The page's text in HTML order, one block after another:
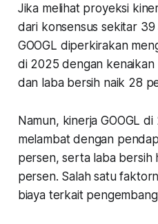
Jika melihat proyeksi
dari konsensus sekitar 39
GOOGL diperkirakan
di 2025 dengan
dan laba bersih naik 28
Namun, kinerja GOOGL
melambat dengan
persen, serta laba bersih
persen. Salah satu
biaya terkait